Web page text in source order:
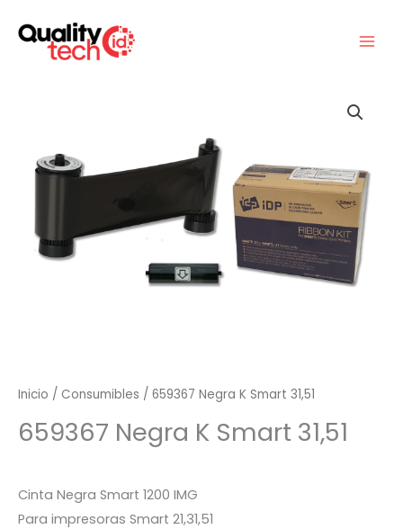
contenido
Inicio / Consumibles / 659367 Negra K Smart 31,51
659367 Negra K Smart 31,51
Cinta Negra Smart 1200 IMG
Para impresoras Smart 21,31,51